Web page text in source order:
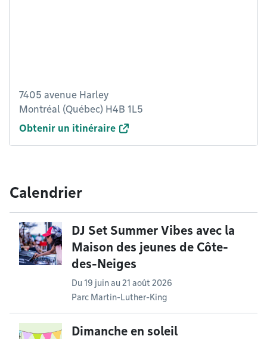
7405 avenue Harley
Montréal (Québec) H4B 1L5
Obtenir un itinéraire
Calendrier
DJ Set Summer Vibes avec la
Maison des jeunes de Côte-
des-Neiges
Du 19 juinau 21 août 2026
Parc Martin-Luther-King
Dimanche en soleil